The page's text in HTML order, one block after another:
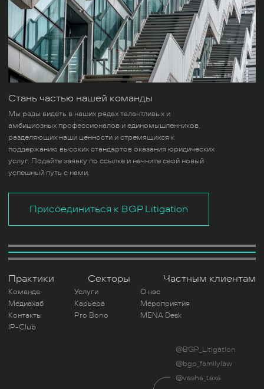
Стань частью нашей команды
Мы рады видеть в наших рядах талантливых и
амбициозных профессионалов и единомышленников,
разделяющих наши ценности и стремящихся к
поддержанию высоких стандартов оказания юридических
услуг. Подайте заявку по ссылке и начните свой новый
успешный путь с нами.
Присоединиться к BGP Litigation
Практики Секторы Частным клиентам
Команда Услуги
О нас
Медиахаб
Карьера
Мероприятия
Контакты
Pro Bono
MENA Desk
IP-Club
@BGP_Litigation
@bgp_familylaw
@vasha_taxa